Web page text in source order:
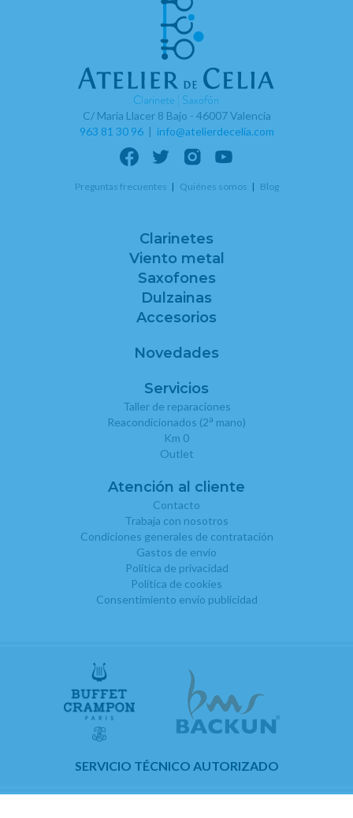
C/ Maria Llacer 8 Bajo - 46007 Valencia
963 81 30 96| info@atelierdecelia.com
Preguntas frecuentes Quiénes somos Blog
Clarinetes
Viento metal
Saxofones
Dulzainas
Accesorios
Novedades
Servicios
Taller de reparaciones
Reacondicionados (2a mano)
Km 0
Outlet
Atención al cliente
Contacto
Trabaja con nosotros
Condiciones generales de contratación
Gastos de envío
Política de privacidad
Política de cookies
Consentimiento envío publicidad
SERVICIO TÉCNICO AUTORIZADO